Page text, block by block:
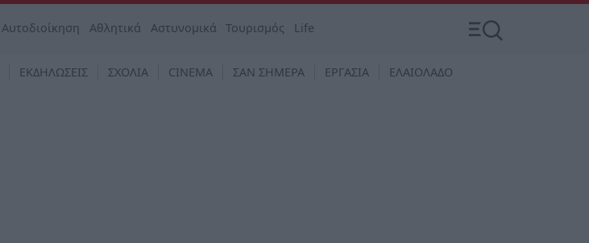
Αυτοδιοίκηση Αθλητικά Αστυνομικά Τουρισμός Life
ΕΚΔΗΛΩΣΕΙΣ ΣΧΟΛΙΑ CINEMA ΣΑΝ ΣΗΜΕΡΑ ΕΡΓΑΣΙΑ ΕΛΑΙΟΛΑΔΟ